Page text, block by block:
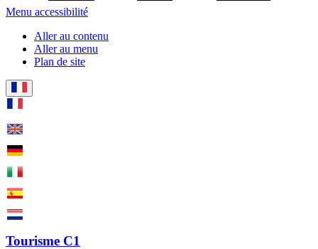
Menu accessibilité
Aller au contenu
Aller au menu
Plan de site
Tourisme C1